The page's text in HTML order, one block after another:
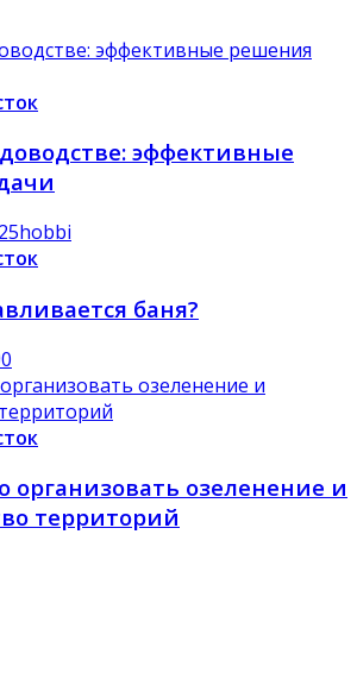
эффективные
hobbi
баня?
организовать озеленение и
территорий